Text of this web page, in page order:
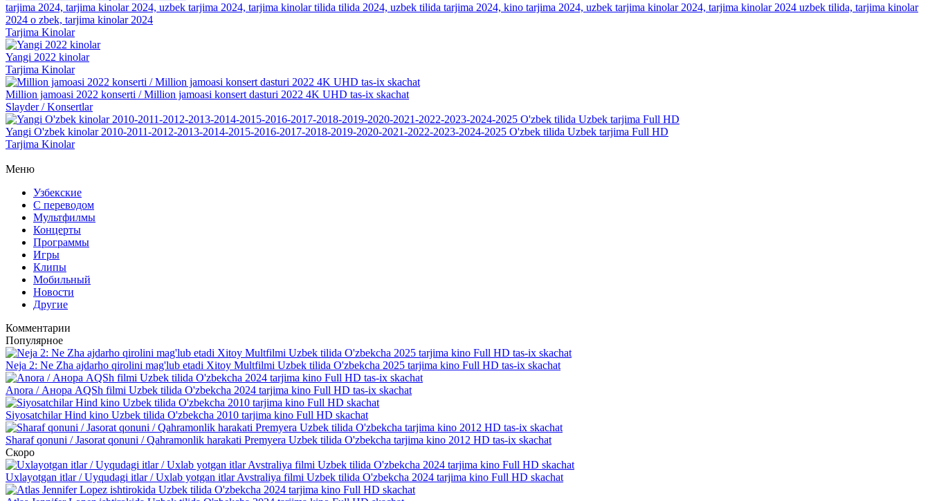
tarjima 2024, tarjima kinolar 2024, uzbek tarjima 2024, tarjima kinolar tilida tilida 2024, uzbek tilida tarjima 2024, kino tarjima 2024, uzbek tarjima kinolar 2024, tarjima kinolar 2024 uzbek tilida, tarjima kinolar
2024 o zbek, tarjima kinolar 2024
Tarjima Kinolar
Yangi 2022 kinolar
Tarjima Kinolar
Million jamoasi 2022 konserti / Million jamoasi konsert dasturi 2022 4K UHD tas-ix skachat
Slayder / Konsertlar
Yangi O'zbek kinolar 2010-2011-2012-2013-2014-2015-2016-2017-2018-2019-2020-2021-2022-2023-2024-2025 O'zbek tilida Uzbek tarjima Full HD
Tarjima Kinolar
Меню
Узбекские
С переводом
Мультфилмы
Концерты
Программы
Игры
Клипы
Мобильный
Новости
Другие
Комментарии
Популярное
Neja 2: Ne Zha ajdarho qirolini mag'lub etadi Xitoy Multfilmi Uzbek tilida O'zbekcha 2025 tarjima kino Full HD tas-ix skachat
Anora / Анора AQSh filmi Uzbek tilida O'zbekcha 2024 tarjima kino Full HD tas-ix skachat
Siyosatchilar Hind kino Uzbek tilida O'zbekcha 2010 tarjima kino Full HD skachat
Sharaf qonuni / Jasorat qonuni / Qahramonlik harakati Premyera Uzbek tilida O'zbekcha tarjima kino 2012 HD tas-ix skachat
Скоро
Uxlayotgan itlar / Uyqudagi itlar / Uxlab yotgan itlar Avstraliya filmi Uzbek tilida O'zbekcha 2024 tarjima kino Full HD skachat